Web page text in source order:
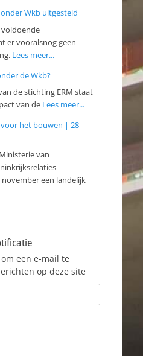
Wkb uitgesteld
er vooralsnog geen
Lees meer...
de Wkb?
de stichting ERM staat
van de Lees meer...
het bouwen | 28
van
een landelijk
een e-mail te
op deze site